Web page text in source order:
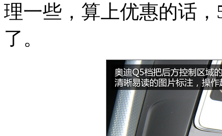
理一些，算上优惠的话
了。